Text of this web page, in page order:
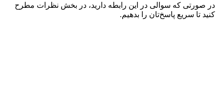
در صورتی که سوالی در این رابطه دارید، در بخش نظرات مطرح
کنید تا سریع پاسخ‌تان را بدهیم.